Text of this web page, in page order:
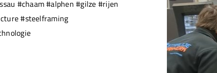
#chaam #alphen #gilze #rijen
#steelframing